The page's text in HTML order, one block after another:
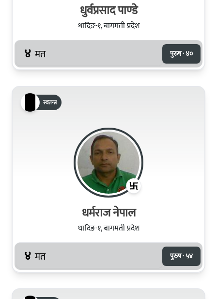
धुर्वप्रसाद पाण्‍डे
धादिङ-१, बागमती प्रदेश
४ मत पुरुष · ४०
स्वतन्त्र
धर्मराज नेपाल
धादिङ-१, बागमती प्रदेश
४ मत पुरुष · ५४